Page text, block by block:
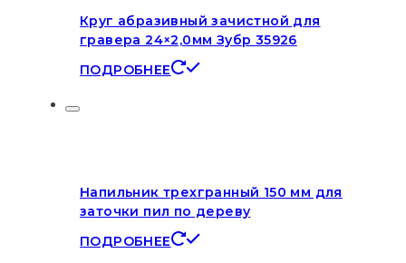
Круг абразивный зачистной для
гравера 24×2,0мм Зубр 35926
ПОДРОБНЕЕ
Напильник трехгранный 150 мм для
заточки пил по дереву
ПОДРОБНЕЕ